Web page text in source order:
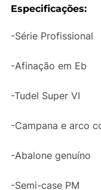
Especificações:
-Série Profissional
-Afinação em Eb
-Tudel Super VI
-Campana e arco
-Abalone genuíno
-Semi-case PM